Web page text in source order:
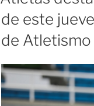
el
de este
de Atletismo